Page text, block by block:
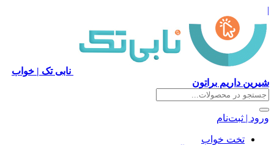
نابی تک | خواب
داریم براتون
| ثبت‌نام
تخت خواب